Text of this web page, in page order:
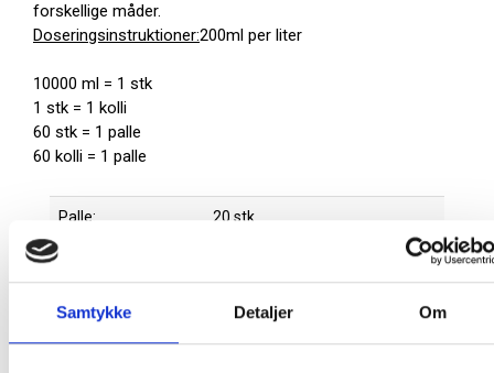
Samtykke Detaljer Om
forskellige måder.
Doseringsinstruktioner:200ml per liter
10000 ml = 1 stk
1 stk = 1 kolli
60 stk = 1 palle
60 kolli = 1 palle
Palle: 20 stk